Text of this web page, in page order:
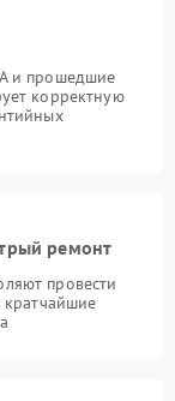
и прошедшие
корректную
ремонт
провести
кратчайшие